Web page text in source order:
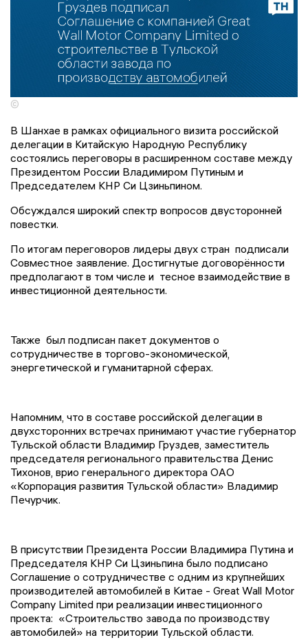
©
В Шанхае в рамках официального визита российской
делегации в Китайскую Народную Республику
состоялись переговоры в расширенном составе между
Президентом России Владимиром Путиным и
Председателем КНР Си Цзиньпином.
Обсуждался широкий спектр вопросов двусторонней
повестки.
По итогам переговоров лидеры двух стран подписали
Совместное заявление. Достигнутые договорённости
предполагают в том числе и тесное взаимодействие в
инвестиционной деятельности.
Также был подписан пакет документов о
сотрудничестве в торгово-экономической,
энергетической и гуманитарной сферах.
Напомним, что в составе российской делегации в
двухсторонних встречах принимают участие губернатор
Тульской области Владимир Груздев, заместитель
председателя регионального правительства Денис
Тихонов, врио генерального директора ОАО
«Корпорация развития Тульской области» Владимир
Печурчик.
В присутствии Президента России Владимира Путина и
Председателя КНР Си Цзиньпина было подписано
Соглашение о сотрудничестве с одним из крупнейших
производителей автомобилей в Китае - Great Wall Motor
Company Limited при реализации инвестиционного
проекта: «Строительство завода по производству
автомобилей» на территории Тульской области.